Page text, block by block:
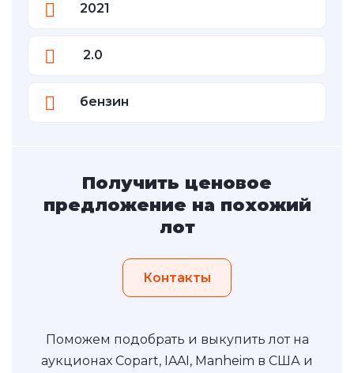
2021
2.0
бензин
Получить ценовое
предложение на похожий
лот
Контакты
Поможем подобрать и выкупить лот на
аукционах Copart, IAAI, Manheim в США и